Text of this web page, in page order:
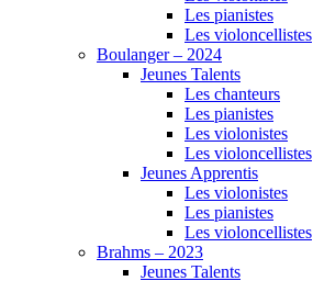
Les pianistes
Les violoncellistes
Boulanger – 2024
Jeunes Talents
Les chanteurs
Les pianistes
Les violonistes
Les violoncellistes
Jeunes Apprentis
Les violonistes
Les pianistes
Les violoncellistes
Brahms – 2023
Jeunes Talents